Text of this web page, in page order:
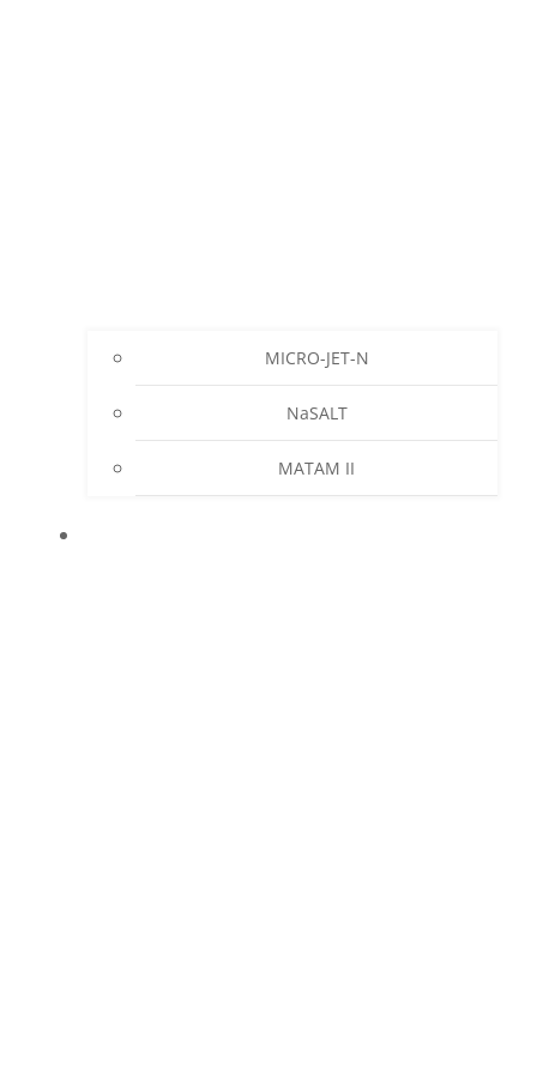
MICRO-JET-N
NaSALT
MATAM II